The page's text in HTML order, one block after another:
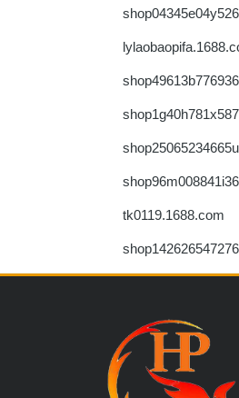
tk0119.1688.com